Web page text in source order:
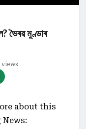
ভৈৰৱ মুণ্ডাৰ
views
about this